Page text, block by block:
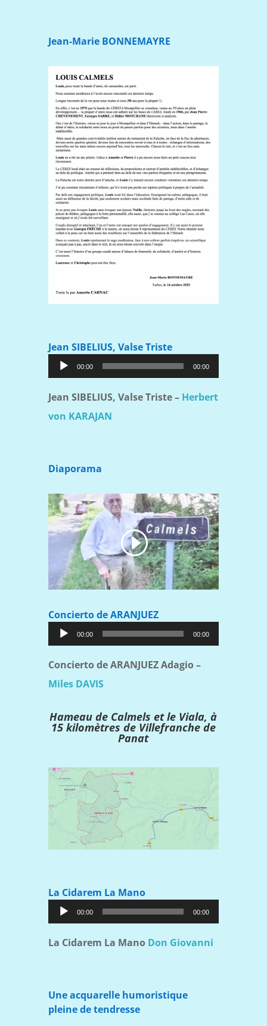
Jean-Marie BONNEMAYRE
Jean SIBELIUS, Valse Triste
Lecteur
audio
00:00 00:00
Jean SIBELIUS, Valse Triste – Herbert
von KARAJAN
Diaporama
Concierto de ARANJUEZ
Lecteur
audio
00:00 00:00
Concierto de ARANJUEZ Adagio –
Miles DAVIS
Hameau de Calmels et le Viala, à
15 kilomètres de Villefranche de
Panat
La Cidarem La Mano
Lecteur
audio
00:00 00:00
La Cidarem La Mano Don Giovanni
Une acquarelle humoristique
pleine de tendresse